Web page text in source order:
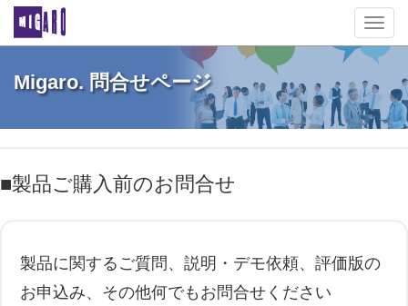
T
o
g
l
e
n
i
Migaro. 問合せページ
■製品ご購入前のお問合せ
製品に関するご質問、説明・デモ依頼、評価版の
お申込み、その他何でもお問合せください